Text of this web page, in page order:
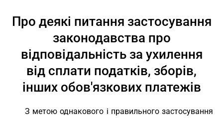
Про деякі питання застосування
законодавства про
відповідальність за ухилення
від сплати податків, зборів,
інших обов'язкових платежів
З метою однакового і правильного застосування